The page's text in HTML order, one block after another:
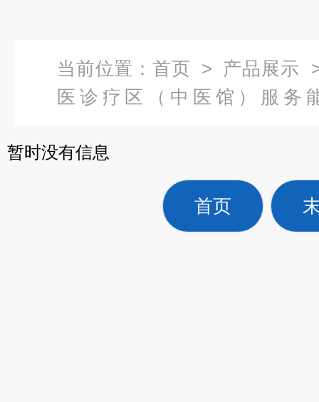
当前位置： 首页 > 产品展示
医诊疗区（中医馆）服务
暂时没有信息
首页